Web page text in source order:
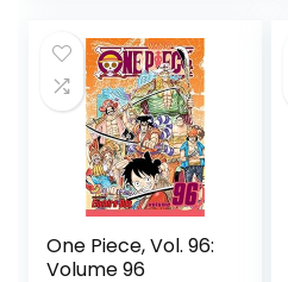
One Piece, Vol. 96:
Volume 96